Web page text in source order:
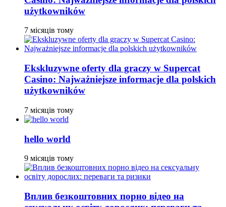
użytkowników
7 місяців тому
Ekskluzywne oferty dla graczy w Supercat
Casino: Najważniejsze informacje dla polskich
użytkowników
7 місяців тому
hello world
9 місяців тому
Вплив безкоштовних порно відео на